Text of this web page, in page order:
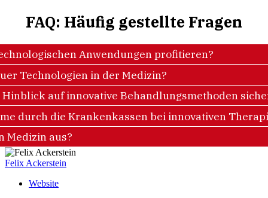
FAQ: Häufig gestellte Fragen
Anwendungen profitieren?
Technologien in der Medizin?
auf innovative Behandlungsmethoden
durch die Krankenkassen bei innovativen
Medizin aus?
Felix Ackerstein
Website